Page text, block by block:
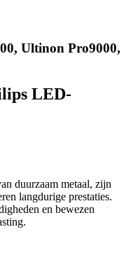
Ultinon Pro9000,
LED-
duurzaam metaal, zijn
langdurige prestaties.
en bewezen